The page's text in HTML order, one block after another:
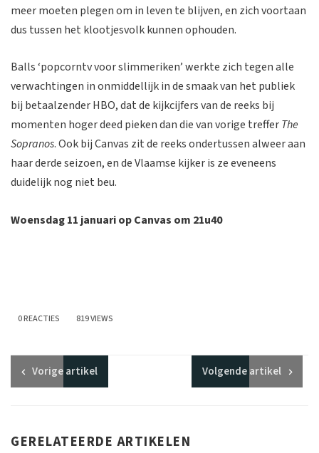
meer moeten plegen om in leven te blijven, en zich voortaan
dus tussen het klootjesvolk kunnen ophouden.
Balls ‘popcorntv voor slimmeriken’ werkte zich tegen alle
verwachtingen in onmiddellijk in de smaak van het publiek
bij betaalzender HBO, dat de kijkcijfers van de reeks bij
momenten hoger deed pieken dan die van vorige trefferThe
Sopranos. Ook bij Canvas zit de reeks ondertussen alweer aan
haar derde seizoen, en de Vlaamse kijker is ze eveneens
duidelijk nog niet beu.
Woensdag 11 januari op Canvas om 21u40
0 REACTIES 819 VIEWS
Vorigeartikel Volgendeartikel
GERELATEERDE ARTIKELEN